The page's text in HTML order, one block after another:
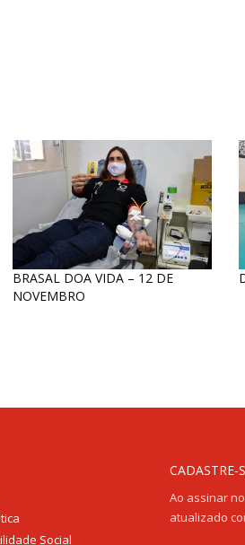
BRASAL DOA VIDA – 12 DE
NOVEMBRO
Social
CADASTRE-
Ao assinar
atualizado